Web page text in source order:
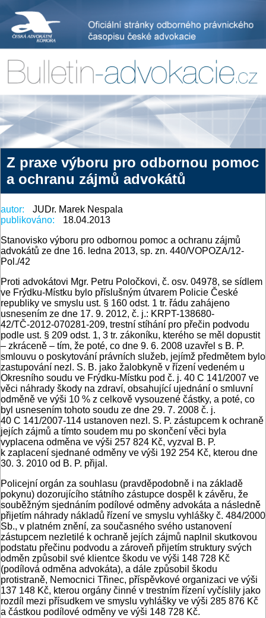
Z praxe výboru pro odbornou pomoc
a ochranu zájmů advokátů
autor:
JUDr. Marek Nespala
publikováno:
18.04.2013
Stanovisko výboru pro odbornou pomoc a ochranu zájmů
advokátů ze dne 16. ledna 2013, sp. zn. 440/VOPOZA/12-
Pol./42
Proti advokátovi Mgr. Petru Poločkovi, č. osv. 04978, se sídlem
ve Frýdku-Místku bylo příslušným útvarem Policie České
republiky ve smyslu ust. § 160 odst. 1 tr. řádu zahájeno
usnesením ze dne 17. 9. 2012, č. j.: KRPT-138680-
42/TČ-2012-070281-209, trestní stíhání pro přečin podvodu
podle ust. § 209 odst. 1, 3 tr. zákoníku, kterého se měl dopustit
– zkráceně – tím, že poté, co dne 9. 6. 2008 uzavřel s B. P.
smlouvu o poskytování právních služeb, jejímž předmětem bylo
zastupování nezl. S. B. jako žalobkyně v řízení vedeném u
Okresního soudu ve Frýdku-Místku pod č. j. 40 C 141/2007 ve
věci náhrady škody na zdraví, obsahující ujednání o smluvní
odměně ve výši 10 % z celkově vysouzené částky, a poté, co
byl usnesením tohoto soudu ze dne 29. 7. 2008 č. j.
40 C 141/2007-114 ustanoven nezl. S. P. zástupcem k ochraně
jejích zájmů a tímto soudem mu po skončení věci byla
vyplacena odměna ve výši 257 824 Kč, vyzval B. P.
k zaplacení sjednané odměny ve výši 192 254 Kč, kterou dne
30. 3. 2010 od B. P. přijal.
Policejní orgán za souhlasu (pravděpodobně i na základě
pokynu) dozorujícího státního zástupce dospěl k závěru, že
souběžným sjednáním podílové odměny advokáta a následně
přijetím náhrady nákladů řízení ve smyslu vyhlášky č. 484/2000
Sb., v platném znění, za současného svého ustanovení
zástupcem nezletilé k ochraně jejích zájmů naplnil skutkovou
podstatu přečinu podvodu a zároveň přijetím struktury svých
odměn způsobil své klientce škodu ve výši 148 728 Kč
(podílová odměna advokáta), a dále způsobil škodu
protistraně, Nemocnici Třinec, příspěvkové organizaci ve výši
137 148 Kč, kterou orgány činné v trestním řízení vyčíslily jako
rozdíl mezi přísudkem ve smyslu vyhlášky ve výši 285 876 Kč
a částkou podílové odměny ve výši 148 728 Kč.